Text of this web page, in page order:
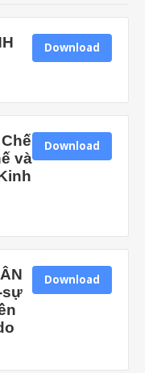
Download
và
Download
sự
Download